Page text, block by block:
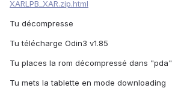
XARLPB_XAR.zip.html
Tu décompresse
Tu télécharge Odin3 v1.85
Tu places la rom décompressé dans "pda"
Tu mets la tablette en mode downloading